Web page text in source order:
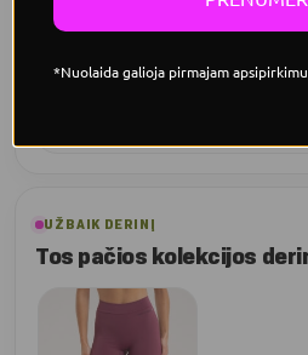
Treniruočių patogumas
UŽBAIK DERINĮ
Tos pačios kolekcijos
*Nuolaida galioja pirmajam